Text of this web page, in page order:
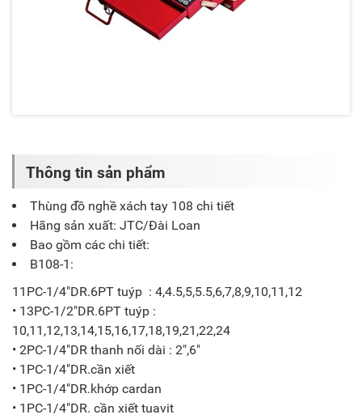
Thông tin sản phẩm
Thùng đồ nghề xách tay 108 chi tiết
Hãng sản xuất: JTC/Đài Loan
Bao gồm các chi tiết:
B108-1:
11PC-1/4"DR.6PT tuýp : 4,4.5,5,5.5,6,7,8,9,10,11,12
• 13PC-1/2"DR.6PT tuýp :
10,11,12,13,14,15,16,17,18,19,21,22,24
• 2PC-1/4"DR thanh nối dài : 2",6"
• 1PC-1/4"DR.cần xiết
• 1PC-1/4"DR.khớp cardan
• 1PC-1/4"DR. cần xiết tuavit